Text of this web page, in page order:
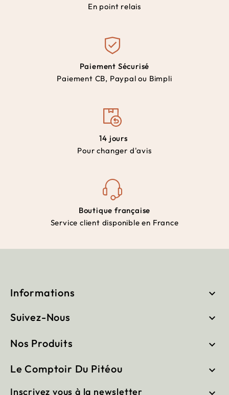
En point relais
Paiement Sécurisé
Paiement CB, Paypal ou Bimpli
14 jours
Pour changer d'avis
Boutique française
Service client disponible en France
Informations 
Suivez-Nous 
Nos Produits 
Le Comptoir Du Pitéou 
Inscrivez vous à la newsletter